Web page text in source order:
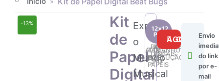
-13%
Kit
de
Papel
Digital
Explore
o
Mundo
Musical
ALTA
RESOLUÇÃO
TAMANHO
DOS
PAPÉIS
24
PAPÉIS
DIGITAIS
JPG
23
IMAGENS
PNG
Kit
de
Papel
Digital
Beat
Bugs
COMPRAR AGORA
Envio
do link
por e-
mail